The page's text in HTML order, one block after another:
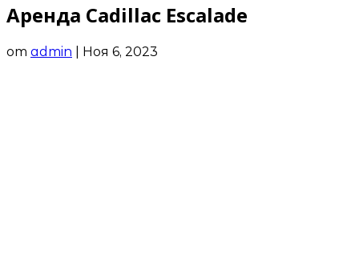
Аренда Cadillac Escalade
от admin Ноя 6, 2023